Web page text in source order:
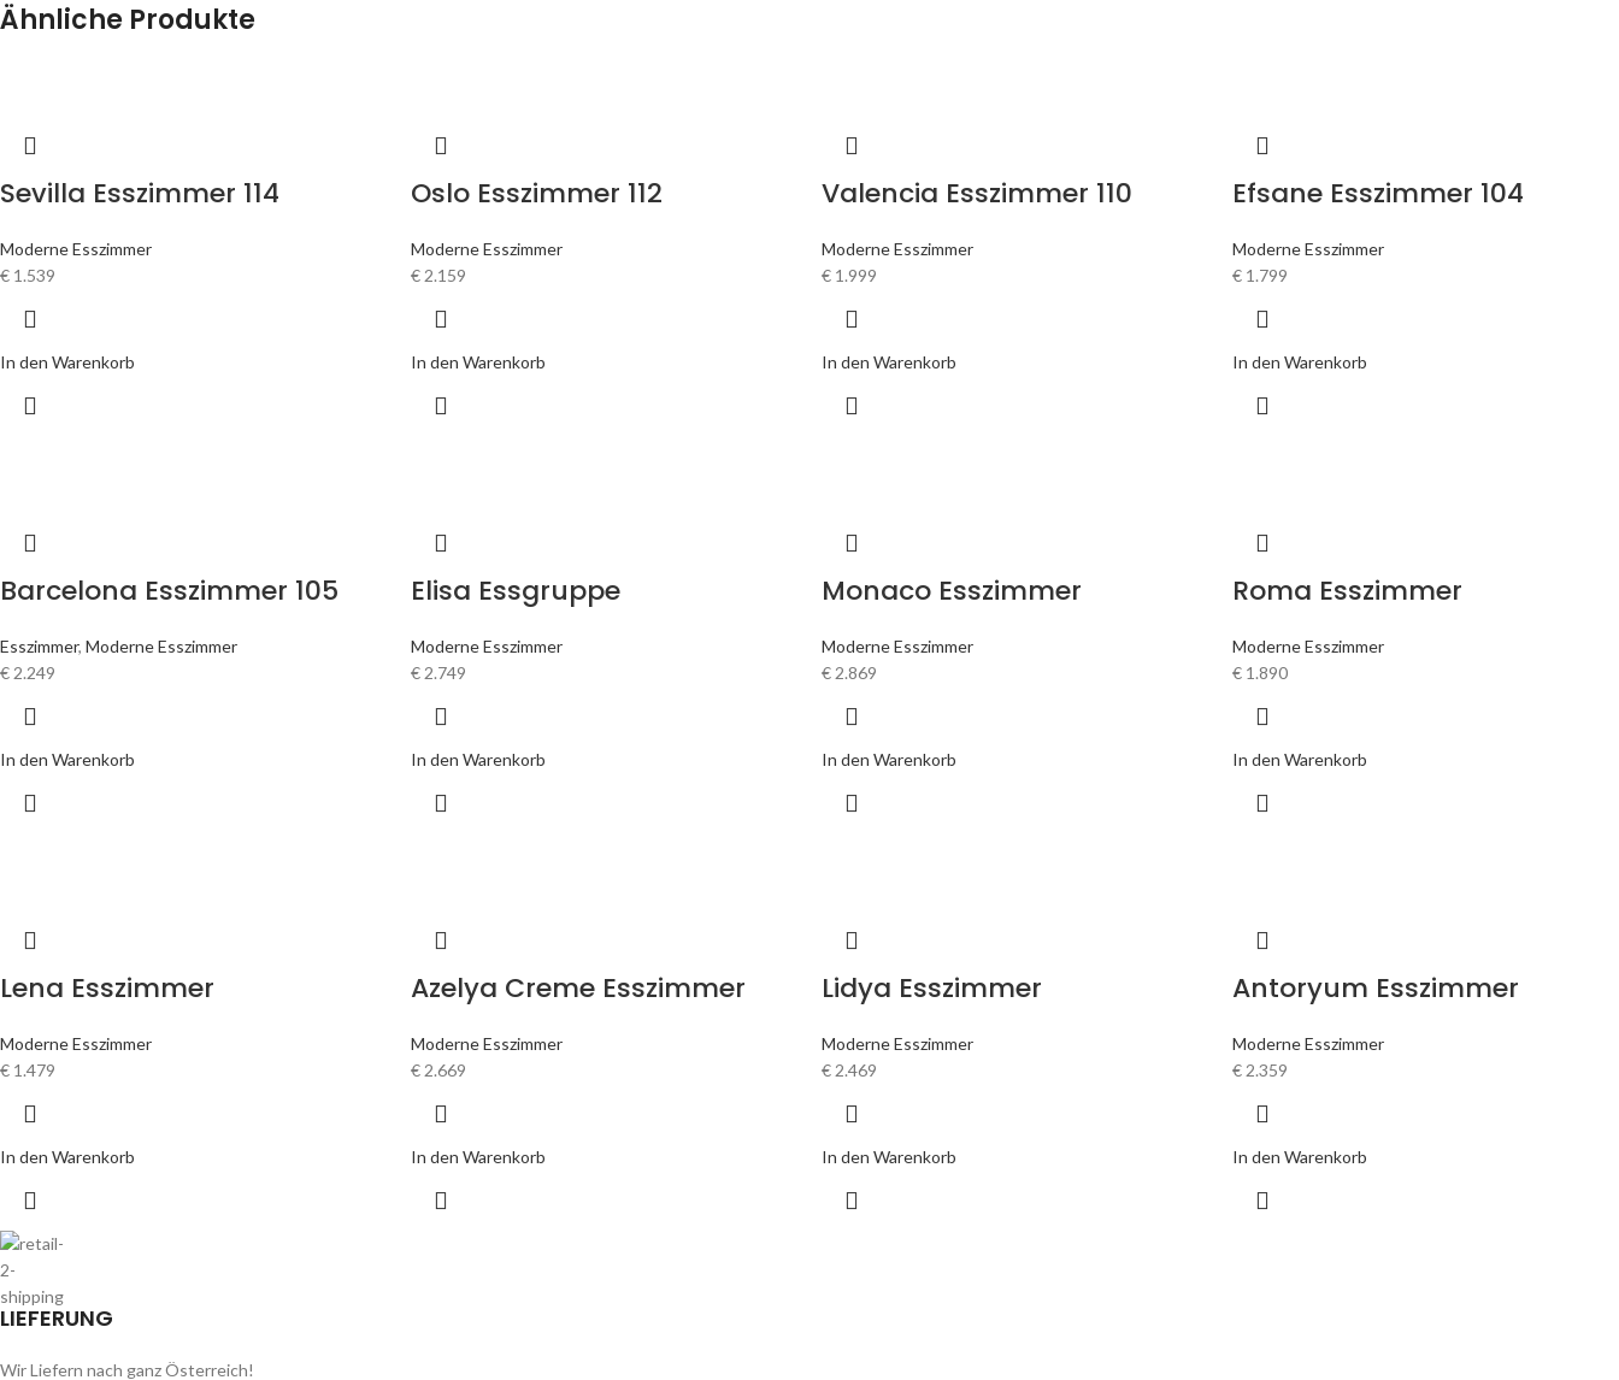
Ähnliche Produkte
Sevilla Esszimmer 114
Moderne Esszimmer
€ 1.539
In den Warenkorb
Oslo Esszimmer 112
Moderne Esszimmer
€ 2.159
In den Warenkorb
Valencia Esszimmer 110
Moderne Esszimmer
€ 1.999
In den Warenkorb
Efsane Esszimmer 104
Moderne Esszimmer
€ 1.799
In den Warenkorb
Barcelona Esszimmer 105
Esszimmer, Moderne Esszimmer
€ 2.249
In den Warenkorb
Elisa Essgruppe
Moderne Esszimmer
€ 2.749
In den Warenkorb
Monaco Esszimmer
Moderne Esszimmer
€ 2.869
In den Warenkorb
Roma Esszimmer
Moderne Esszimmer
€ 1.890
In den Warenkorb
Lena Esszimmer
Moderne Esszimmer
€ 1.479
In den Warenkorb
Azelya Creme Esszimmer
Moderne Esszimmer
€ 2.669
In den Warenkorb
Lidya Esszimmer
Moderne Esszimmer
€ 2.469
In den Warenkorb
Antoryum Esszimmer
Moderne Esszimmer
€ 2.359
In den Warenkorb
LIEFERUNG
Wir Liefern nach ganz Österreich!